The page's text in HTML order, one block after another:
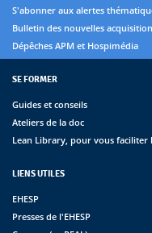
S'abonner aux alertes
Bulletin des nouvelles
Dépêches APM et Hospimédia
SE FORMER
Guides et conseils
Ateliers de la doc
Lean Library, pour vous faciliter
LIENS UTILES
EHESP
Presses de l'EHESP